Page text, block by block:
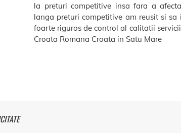
la preturi competitive insa fara a
langa preturi competitive am reusit si sa
foarte riguros de control al calitatii
Croata Romana Croata in Satu Mare